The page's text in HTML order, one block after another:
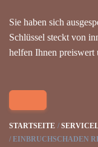
Sie haben sich
Schlüssel steckt von
helfen Ihnen preiswert
STARTSEITE
EINBRUCHSCHADEN